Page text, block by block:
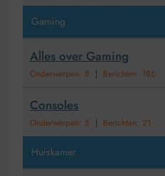
Gaming
Alles over Gaming
Onderwerpen: 8 | Berichten: 186
Consoles
Onderwerpen: 5 | Berichten: 21
Huiskamer